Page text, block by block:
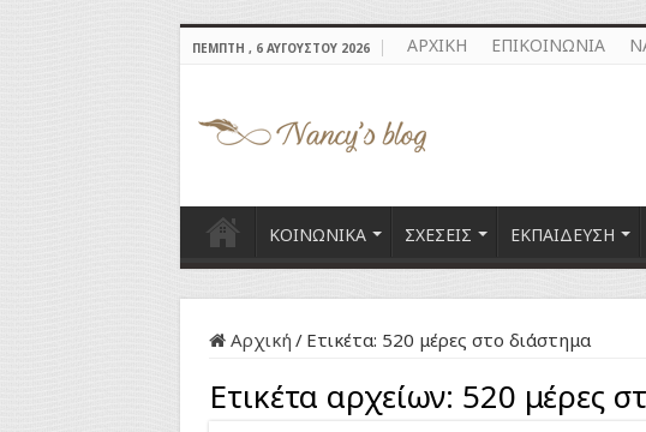
ΠΈΜΠΤΗ , 6 ΑΥΓΟΎΣΤΟΥ 2026 ΑΡΧΙΚΗ ΕΠΙΚΟΙΝΩΝΙΑ
ΚΟΙΝΩΝΙΚΑ ΣΧΕΣΕΙΣ ΕΚΠΑΙΔΕΥΣΗ
Αρχική / Ετικέτα: 520 μέρες στο διάστημα
Ετικέτα αρχείων: 520 μέρες